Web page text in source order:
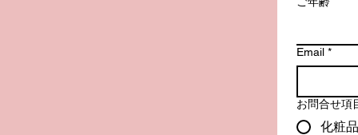
Email *
お問合せ項
化粧